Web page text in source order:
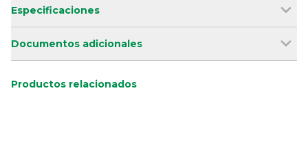
Especificaciones
Documentos adicionales
Productos relacionados